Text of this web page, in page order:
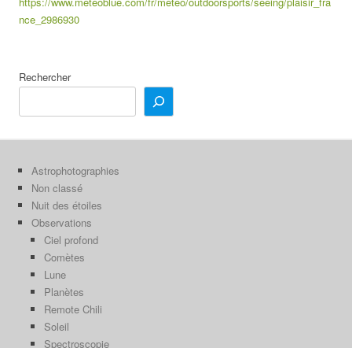
nce_2986930
Rechercher
Astrophotographies
Non classé
Nuit des étoiles
Observations
Ciel profond
Comètes
Lune
Planètes
Remote Chili
Soleil
Spectroscopie